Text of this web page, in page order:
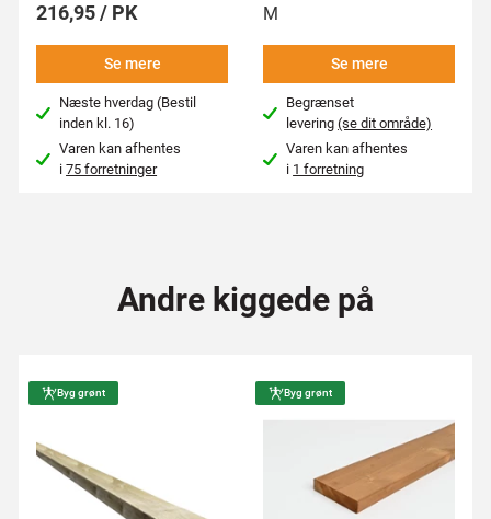
216,95 / PK
Se mere
Næste hverdag (Bestil
inden kl. 16)
Varen kan afhentes
i75 forretninger
M
Se mere
Begrænset
levering(se dit område)
Varen kan afhentes
i 1 forretning
Andre kiggede på
Byg grønt Byg grønt